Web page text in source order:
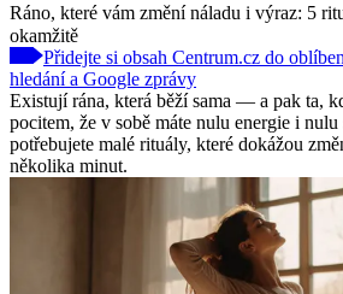
Ráno, které vám změní náladu i výraz: 5
okamžitě
Přidejte si obsah Centrum.cz do
hledání a Google zprávy
Existují rána, která běží sama — a pak ta,
pocitem, že v sobě máte nulu energie i
potřebujete malé rituály, které dokážou
několika minut.